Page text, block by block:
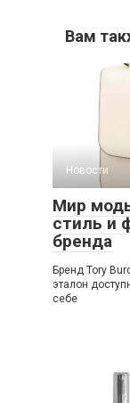
Вам
Новости
Мир
стиль и
бренда
Бренд Tory
эталон
себе